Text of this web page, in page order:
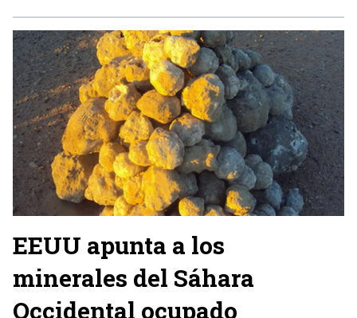
EEUU apunta a los
minerales del Sáhara
Occidental ocupado